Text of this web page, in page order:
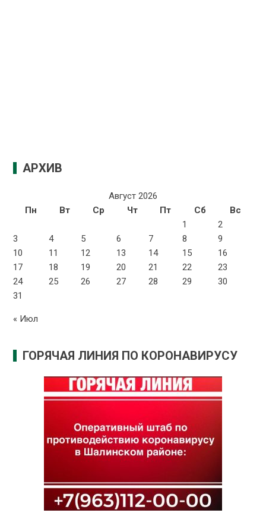
АРХИВ
Август 2026
Пн
Вт Ср Чт Пт Сб
Вс
1
2
3
4 5 6 7 8
9
10
11 12 13 14 15
16
17
18 19 20 21 22
23
24
25 26 27 28 29
30
31
« Июл
ГОРЯЧАЯ ЛИНИЯ ПО КОРОНАВИРУСУ